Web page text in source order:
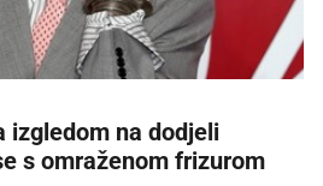
izgledom na dodjeli
s omraženom frizurom